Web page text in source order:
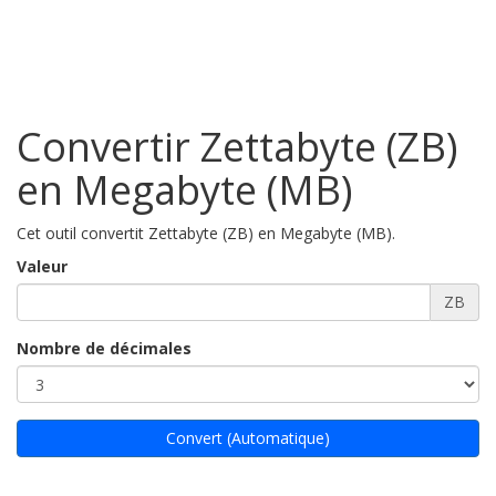
Convertir Zettabyte (ZB)
en Megabyte (MB)
Cet outil convertit Zettabyte (ZB) en Megabyte (MB).
Valeur
ZB
Nombre de décimales
Convert (Automatique)